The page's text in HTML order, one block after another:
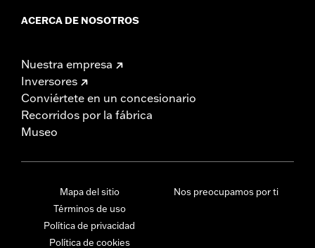
ACERCA DE NOSOTROS
Nuestra empresa
Inversores
Conviértete en un concesionario
Recorridos por la fábrica
Museo
Mapa del sitio
Términos de uso
Política de privacidad
Política de cookies
Nos preocupamos por ti